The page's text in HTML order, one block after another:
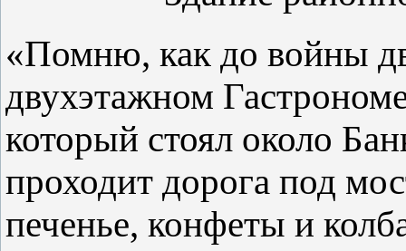
«Помню, как до войны
двухэтажном
который стоял около
проходит дорога под
печенье, конфеты и